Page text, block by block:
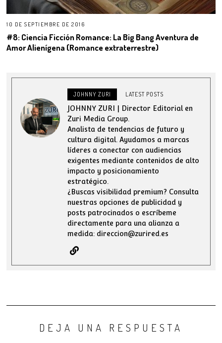
10 DE SEPTIEMBRE DE 2016
#8: Ciencia Ficción Romance: La Big Bang Aventura de
Amor Alienígena (Romance extraterrestre)
JOHNNY ZURI LATEST POSTS
JOHNNY ZURI | Director Editorial en
Zuri Media Group.
Analista de tendencias de futuro y
cultura digital. Ayudamos a marcas
líderes a conectar con audiencias
exigentes mediante contenidos de alto
impacto y posicionamiento
estratégico.
¿Buscas visibilidad premium? Consulta
nuestras opciones de publicidad y
posts patrocinados o escríbeme
directamente para una alianza a
medida: direccion@zurired.es
DEJA UNA RESPUESTA